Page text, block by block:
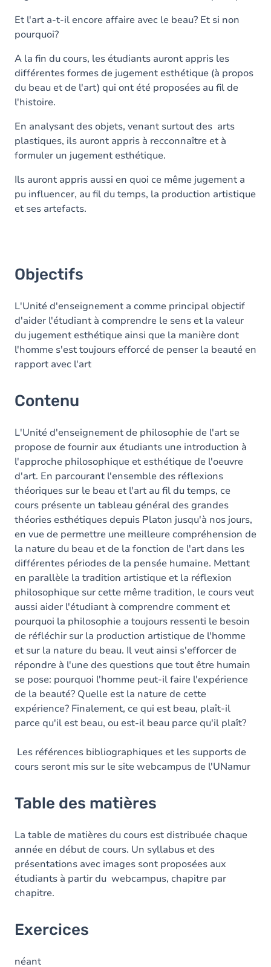
Et l'art a-t-il encore affaire avec le beau? Et si non
pourquoi?
A la fin du cours, les étudiants auront appris les
différentes formes de jugement esthétique (à propos
du beau et de l'art) qui ont été proposées au fil de
l'histoire.
En analysant des objets, venant surtout des arts
plastiques, ils auront appris à recconnaître et à
formuler un jugement esthétique.
Ils auront appris aussi en quoi ce même jugement a
pu influencer, au fil du temps, la production artistique
et ses artefacts.
Objectifs
L'Unité d'enseignement a comme principal objectif
d'aider l'étudiant à comprendre le sens et la valeur
du jugement esthétique ainsi que la manière dont
l'homme s'est toujours efforcé de penser la beauté en
rapport avec l'art
Contenu
L'Unité d'enseignement de philosophie de l'art se
propose de fournir aux étudiants une introduction à
l'approche philosophique et esthétique de l'oeuvre
d'art. En parcourant l'ensemble des réflexions
théoriques sur le beau et l'art au fil du temps, ce
cours présente un tableau général des grandes
théories esthétiques depuis Platon jusqu'à nos jours,
en vue de permettre une meilleure compréhension de
la nature du beau et de la fonction de l'art dans les
différentes périodes de la pensée humaine. Mettant
en parallèle la tradition artistique et la réflexion
philosophique sur cette même tradition, le cours veut
aussi aider l'étudiant à comprendre comment et
pourquoi la philosophie a toujours ressenti le besoin
de réfléchir sur la production artistique de l'homme
et sur la nature du beau. Il veut ainsi s'efforcer de
répondre à l'une des questions que tout être humain
se pose: pourquoi l'homme peut-il faire l'expérience
de la beauté? Quelle est la nature de cette
expérience? Finalement, ce qui est beau, plaît-il
parce qu'il est beau, ou est-il beau parce qu'il plaît?
Les références bibliographiques et les supports de
cours seront mis sur le site webcampus de l'UNamur
Table des matières
La table de matières du cours est distribuée chaque
année en début de cours. Un syllabus et des
présentations avec images sont proposées aux
étudiants à partir du webcampus, chapitre par
chapitre.
Exercices
néant